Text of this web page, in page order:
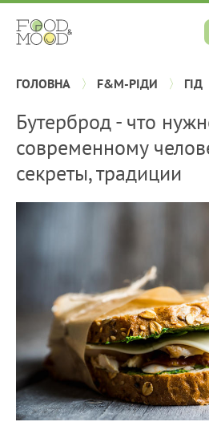
ГОЛОВНА F&M-РІДИ ГІД
Бутерброд - что
современному
секреты, традиции